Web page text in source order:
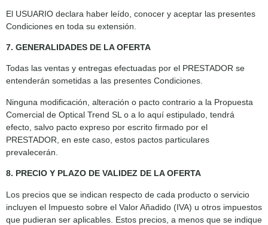
El USUARIO declara haber leído, conocer y aceptar las presentes
Condiciones en toda su extensión.
7. GENERALIDADES DE LA OFERTA
Todas las ventas y entregas efectuadas por el PRESTADOR se
entenderán sometidas a las presentes Condiciones.
Ninguna modificación, alteración o pacto contrario a la Propuesta
Comercial de Optical Trend SL o a lo aquí estipulado, tendrá
efecto, salvo pacto expreso por escrito firmado por el
PRESTADOR, en este caso, estos pactos particulares
prevalecerán.
8. PRECIO Y PLAZO DE VALIDEZ DE LA OFERTA
Los precios que se indican respecto de cada producto o servicio
incluyen el Impuesto sobre el Valor Añadido (IVA) u otros impuestos
que pudieran ser aplicables. Estos precios, a menos que se indique